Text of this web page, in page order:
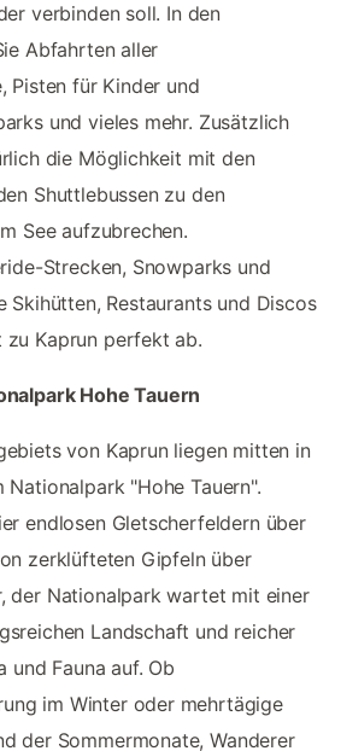
verbinden soll. In den
Abfahrten aller
Pisten für Kinder und
und vieles mehr. Zusätzlich
die Möglichkeit mit den
Shuttlebussen zu den
See aufzubrechen.
Strecken, Snowparks und
Skihütten, Restaurants und Discos
zu Kaprun perfekt ab.
Hohe Tauern
von Kaprun liegen mitten in
"Hohe Tauern".
endlosen Gletscherfeldern über
zerklüfteten Gipfeln über
der Nationalpark wartet mit einer
Landschaft und reicher
und Fauna auf. Ob
im Winter oder mehrtägige
der Sommermonate, Wanderer